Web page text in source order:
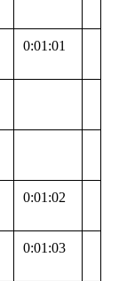
0:01:01
0:01:02
0:01:03